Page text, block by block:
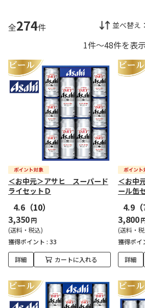
全274件 並べ替え：
1件～48件を表示
＜お中元＞アサヒ スーパード
ライセットＤ
4.6 （10）
3,350円
(送料・税込)
獲得ポイント : 33
詳細 カートに入れる
＜お中
ール缶
4.9
3,800
(送料・
獲得ポイ
詳細